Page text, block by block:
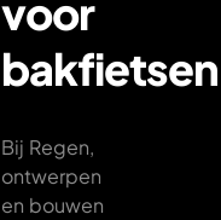
voor
Bij Regen,
ontwerpen
en bouwen